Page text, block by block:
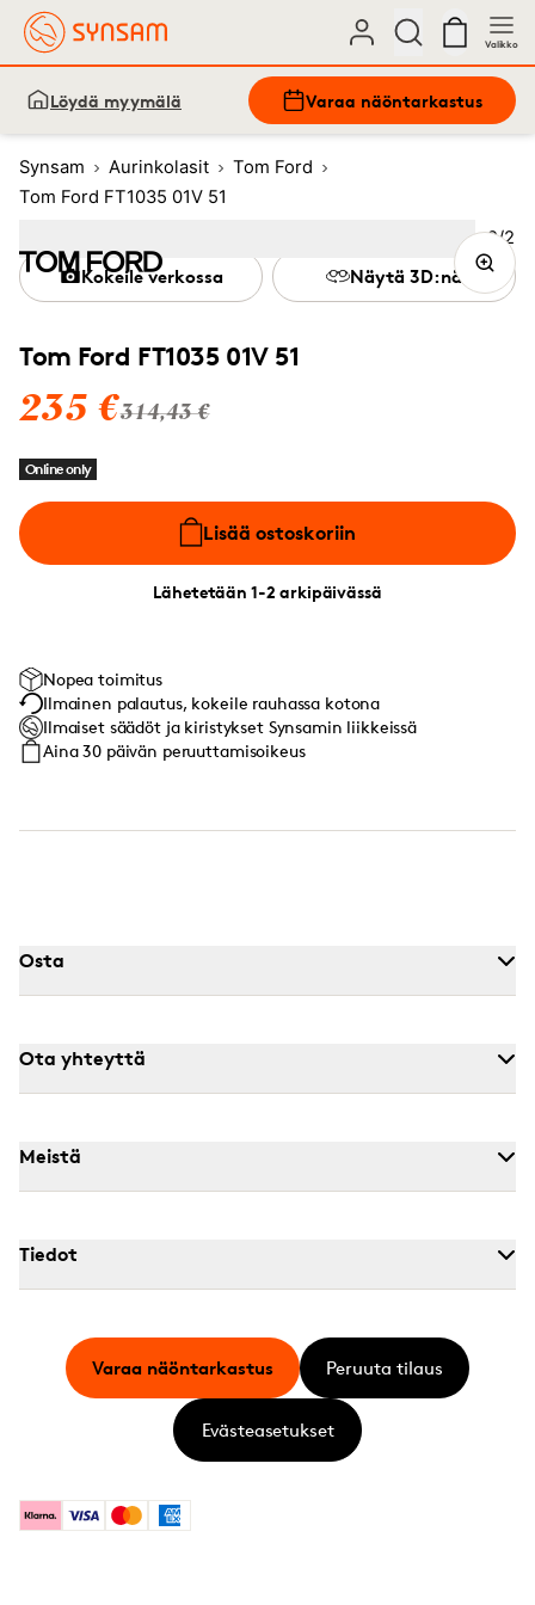
Valikko
Löydä myymälä Varaa näöntarkastus
Synsam Aurinkolasit
Tom Ford
Tom Ford FT1035 01V 51
Tom Ford FT1035 01V 51
235 €314,43 €
Online only
Lisää ostoskoriin
Lähetetään 1-2 arkipäivässä
Kokeile verkossa Näytä 3D:nä
Nopea toimitus
Ilmainen palautus, kokeile rauhassa kotona
Ilmaiset säädöt ja kiristykset Synsamin liikkeissä
Aina 30 päivän peruuttamisoikeus
Kuva
2/2
Image (Current image)
Osta
Ota yhteyttä
Meistä
Tiedot
KlarnaVisa MastercardAmerican Express
Varaa näöntarkastus Peruuta tilaus
Evästeasetukset